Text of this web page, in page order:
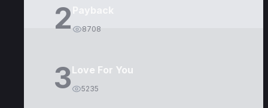
2 8708
3Love For You
5235